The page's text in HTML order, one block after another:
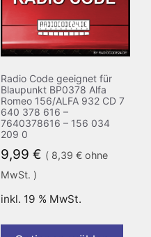
Radio Code geeignet für
Blaupunkt BP0378 Alfa
Romeo 156/ALFA 932 CD 7
640 378 616 –
7640378616 – 156 034
209 0
9,99 € ( 8,39 €ohne
MwSt. )
inkl. 19 % MwSt.